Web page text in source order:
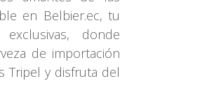
en Belbier.ec, tu
donde
de importación
Tripel y disfruta del